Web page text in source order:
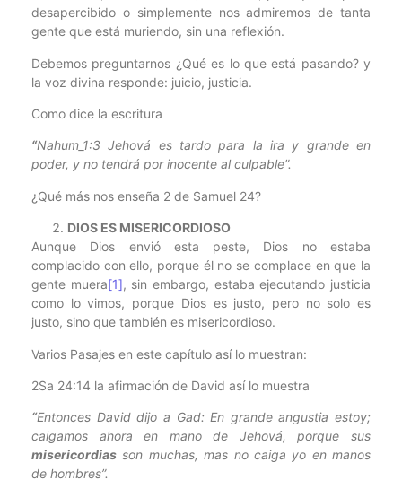
desapercibido o simplemente nos admiremos de tanta
gente que está muriendo, sin una reflexión.
Debemos preguntarnos ¿Qué es lo que está pasando? y
la voz divina responde: juicio, justicia.
Como dice la escritura
“Nahum_1:3 Jehová es tardo para la ira y grande en
poder, y no tendrá por inocente al culpable”.
¿Qué más nos enseña 2 de Samuel 24?
DIOS ES MISERICORDIOSO
Aunque Dios envió esta peste, Dios no estaba
complacido con ello, porque él no se complace en que la
gente muera[1], sin embargo, estaba ejecutando justicia
como lo vimos, porque Dios es justo, pero no solo es
justo, sino que también es misericordioso.
Varios Pasajes en este capítulo así lo muestran:
2Sa 24:14 la afirmación de David así lo muestra
“Entonces David dijo a Gad: En grande angustia estoy;
caigamos ahora en mano de Jehová, porque sus
misericordias son muchas, mas no caiga yo en manos
de hombres”.